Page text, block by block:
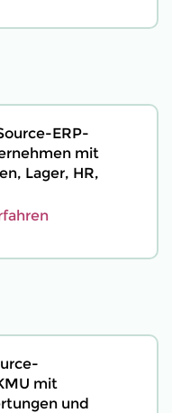
ERP-
mit
Lager, HR,
mit
und